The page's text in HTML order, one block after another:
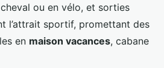
ou en vélo, et sorties
l’attrait sportif, promettant des
en maison vacances, cabane